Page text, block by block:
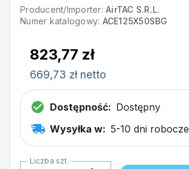
Producent/Importer: AirTAC S.R.L.
Numer katalogowy: ACE125X50SBG
823,77 zł
669,73 zł netto
Dostępność: Dostępny
Wysyłka w: 5-10 dni robocze
Liczba szt.